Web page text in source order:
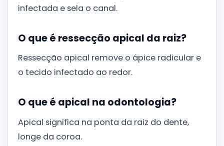
infectada e sela o canal.
O que é ressecção apical da raiz?
Ressecção apical remove o ápice radicular e
o tecido infectado ao redor.
O que é apical na odontologia?
Apical significa na ponta da raiz do dente,
longe da coroa.